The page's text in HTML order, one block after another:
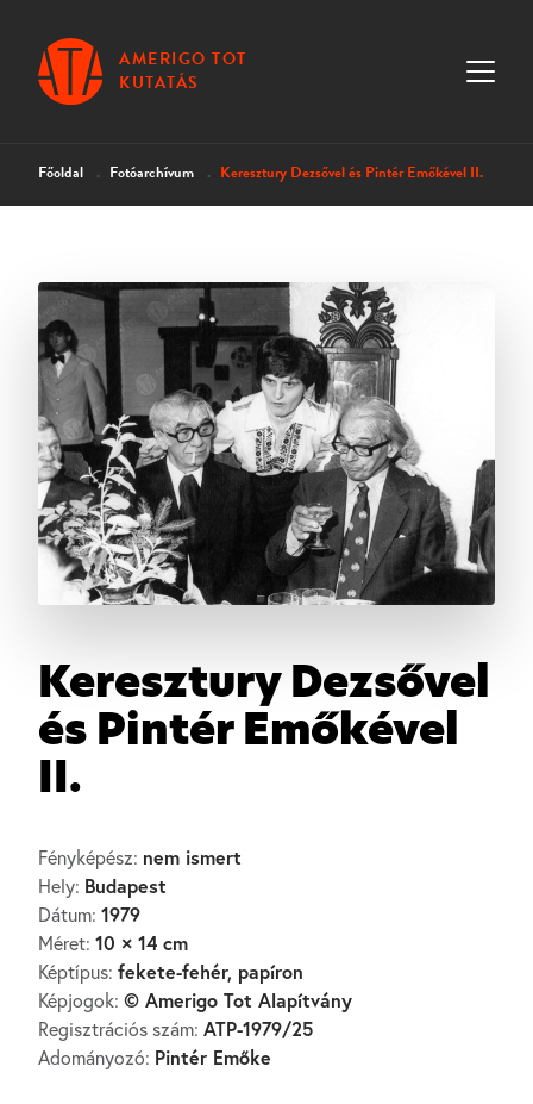
AMERIGO TOT
KUTATÁS
Főoldal Fotóarchívum Keresztury Dezsővel és Pintér Emőkével II.
Keresztury Dezsővel
és Pintér Emőkével
II.
Fényképész: nem ismert
Hely: Budapest
Dátum: 1979
Méret: 10 × 14 cm
Képtípus: fekete-fehér, papíron
Képjogok: © Amerigo Tot Alapítvány
Regisztrációs szám: ATP-1979/25
Adományozó: Pintér Emőke